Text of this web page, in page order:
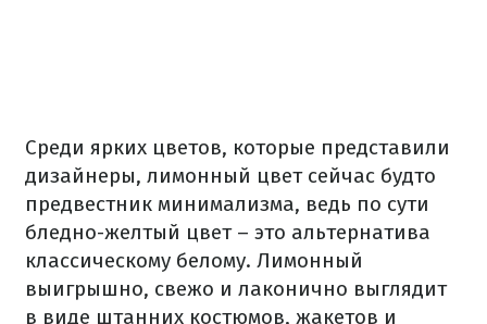
Среди ярких цветов, которые представили
дизайнеры, лимонный цвет сейчас будто
предвестник минимализма, ведь по сути
бледно-желтый цвет – это альтернатива
классическому белому. Лимонный
выигрышно, свежо и лаконично выглядит
в виде штанних костюмов, жакетов и